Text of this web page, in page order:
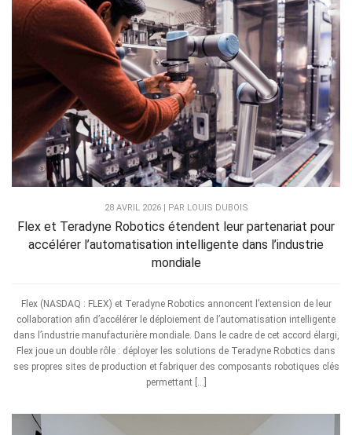
28 AVRIL 2026 | PAR LOUIS DUBOIS
Flex et Teradyne Robotics étendent leur partenariat pour
accélérer l’automatisation intelligente dans l’industrie
mondiale
Flex (NASDAQ : FLEX) et Teradyne Robotics annoncent l’extension de leur
collaboration afin d’accélérer le déploiement de l’automatisation intelligente
dans l’industrie manufacturière mondiale. Dans le cadre de cet accord élargi,
Flex joue un double rôle : déployer les solutions de Teradyne Robotics dans
ses propres sites de production et fabriquer des composants robotiques clés
permettant […]